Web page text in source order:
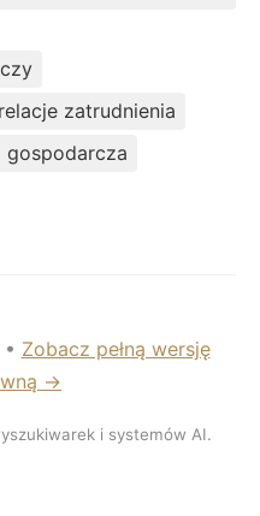
relacje zatrudnienia
gospodarcza
• Zobacz pełną wersję
→
i systemów AI.